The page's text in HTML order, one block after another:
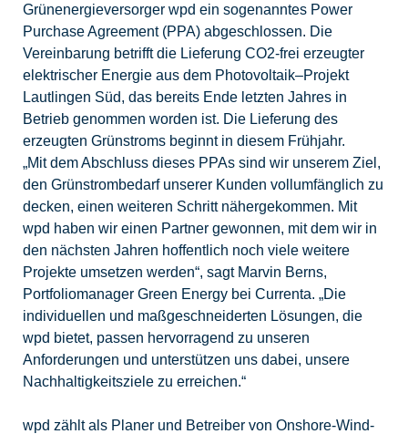
Grünenergieversorger wpd ein sogenanntes Power
Purchase Agreement (PPA) abgeschlossen. Die
Vereinbarung betrifft die Lieferung CO2-frei erzeugter
elektrischer Energie aus dem Photovoltaik–Projekt
Lautlingen Süd, das bereits Ende letzten Jahres in
Betrieb genommen worden ist. Die Lieferung des
erzeugten Grünstroms beginnt in diesem Frühjahr.
„Mit dem Abschluss dieses PPAs sind wir unserem Ziel,
den Grünstrombedarf unserer Kunden vollumfänglich zu
decken, einen weiteren Schritt nähergekommen. Mit
wpd haben wir einen Partner gewonnen, mit dem wir in
den nächsten Jahren hoffentlich noch viele weitere
Projekte umsetzen werden“, sagt Marvin Berns,
Portfoliomanager Green Energy bei Currenta. „Die
individuellen und maßgeschneiderten Lösungen, die
wpd bietet, passen hervorragend zu unseren
Anforderungen und unterstützen uns dabei, unsere
Nachhaltigkeitsziele zu erreichen.“
wpd zählt als Planer und Betreiber von Onshore-Wind-